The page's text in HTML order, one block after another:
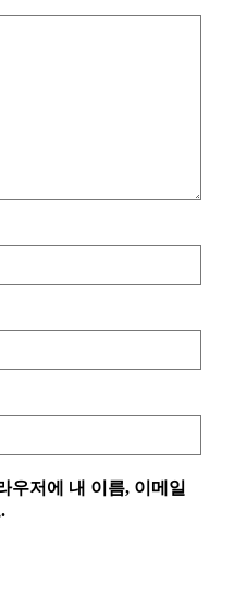
우저에 내 이름, 이메일